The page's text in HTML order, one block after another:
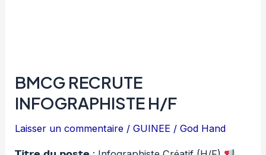
BMCG RECRUTE
INFOGRAPHISTE H/F
Laisser un commentaire /GUINEE /God Hand